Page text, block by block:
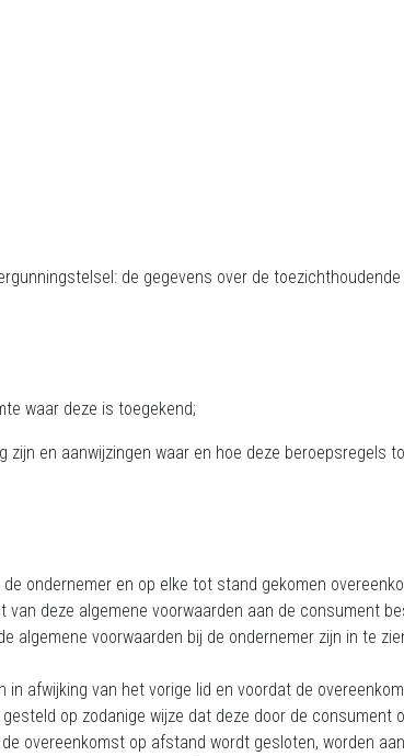
de gegevens over de
waar deze is toegekend;
en aanwijzingen waar en hoe deze beroepsregels
ondernemer en op elke tot stand gekomen
deze algemene voorwaarden aan de consument
algemene voorwaarden bij de ondernemer zijn in te
afwijking van het vorige lid en voordat de
op zodanige wijze dat deze door de consument
overeenkomst op afstand wordt gesloten, worden